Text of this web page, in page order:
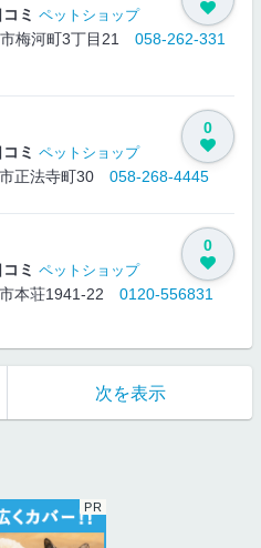
ミ ペットショップ
梅河町3丁目21 058-262-331
ミ ペットショップ
正法寺町30 058-268-4445
0
ミ ペットショップ
本荘1941-22 0120-556831
0
次を表示